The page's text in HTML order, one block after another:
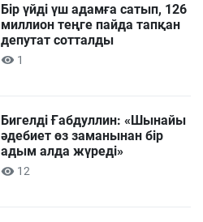
Бір үйді үш адамға сатып, 126
миллион теңге пайда тапқан
депутат сотталды
1
Бигелді Ғабдуллин: «Шынайы
әдебиет өз заманынан бір
адым алда жүреді»
12